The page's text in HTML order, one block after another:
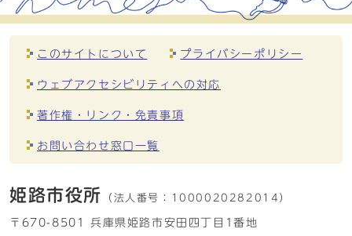
このサイトについて プライバシーポリシー
ウェブアクセシビリティへの対応
著作権・リンク・免責事項
お問い合わせ窓口一覧
姫路市役所 （法人番号： 1000020282014）
〒670-8501 兵庫県姫路市安田四丁目1番地